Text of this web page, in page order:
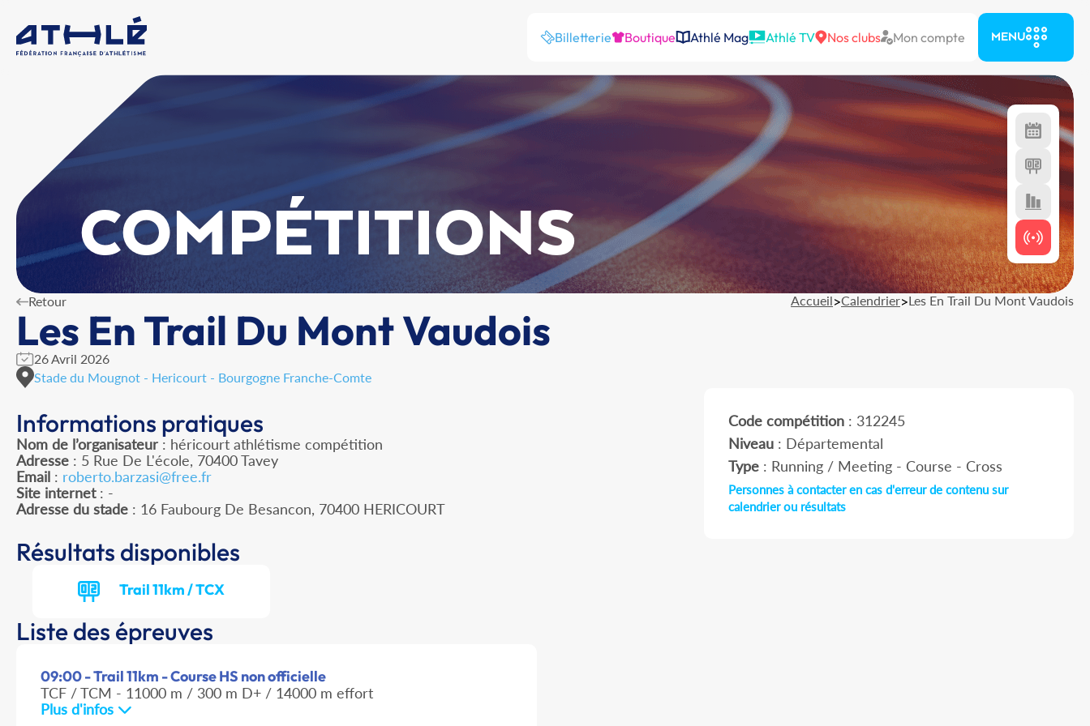
Billetterie Boutique Athlé Mag Athlé TV Nos clubs Mon compte MENU
COMPÉTITIONS
Retour Accueil>Calendrier>Les En Trail Du Mont Vaudois
Les En Trail Du Mont Vaudois
26 Avril 2026
Stade du Mougnot - Hericourt - Bourgogne Franche-Comte
Informations pratiques
Nom de l’organisateur : héricourt athlétisme compétition
Adresse : 5 Rue De L'école, 70400 Tavey
Email : roberto.barzasi@free.fr
Site internet: -
Adresse du stade : 16 Faubourg De Besancon, 70400 HERICOURT
Code compétition: 312245
Niveau: Départemental
Type: Running / Meeting - Course - Cross
Personnes à contacter en cas d'erreur de contenu sur
calendrier ou résultats
Résultats disponibles
Trail 11km / TCX
Liste des épreuves
09:00 - Trail 11km - Course HS non officielle
TCF / TCM - 11000 m / 300 m D+ / 14000 m effort
Plus d'infos